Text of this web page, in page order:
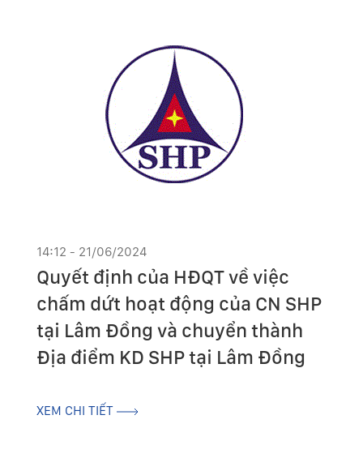
14:12 - 21/06/2024
Quyết định của HĐQT về việc
chấm dứt hoạt động của CN SHP
tại Lâm Đồng và chuyển thành
Địa điểm KD SHP tại Lâm Đồng
XEM CHI TIẾT